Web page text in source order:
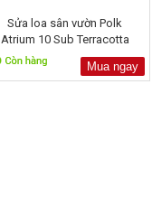
Sửa loa sân vườn Polk
Atrium 10 Sub Terracotta
Mua ngay